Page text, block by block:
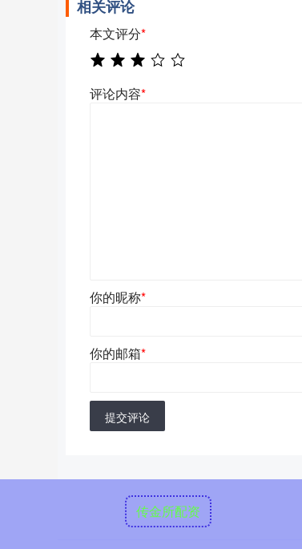
相关评论
本文评分*
评论内容*
你的昵称*
你的邮箱*
提交评论
传金所配资